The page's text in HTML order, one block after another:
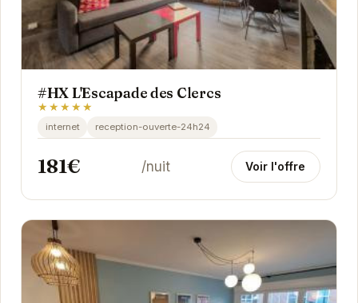
#HX L'Escapade des Clercs
★★★★★
internet reception-ouverte-24h24
181€ /nuit Voir l'offre